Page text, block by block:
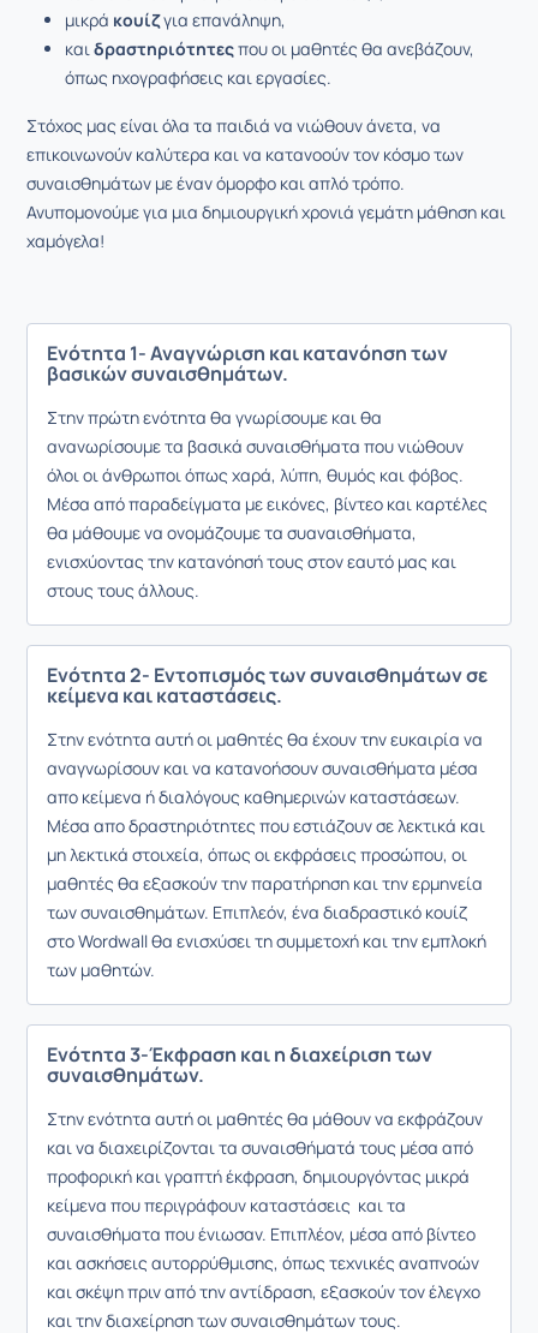
μικρά κουίζγια επανάληψη,
καιδραστηριότητεςπου οι μαθητές θα ανεβάζουν,
όπως ηχογραφήσεις και εργασίες.
Στόχος μας είναι όλα τα παιδιά να νιώθουν άνετα, να
επικοινωνούν καλύτερα και να κατανοούν τον κόσμο των
συναισθημάτων με έναν όμορφο και απλό τρόπο.
Ανυπομονούμε για μια δημιουργική χρονιά γεμάτη μάθηση και
χαμόγελα!
Ενότητα 1- Αναγνώριση και κατανόηση των
βασικών συναισθημάτων.
Στην πρώτη ενότητα θα γνωρίσουμε και θα
ανανωρίσουμε τα βασικά συναισθήματα που νιώθουν
όλοι οι άνθρωποι όπως χαρά, λύπη, θυμός και φόβος.
Μέσα από παραδείγματα με εικόνες, βίντεο και καρτέλες
θα μάθουμε να ονομάζουμε τα συαναισθήματα,
ενισχύοντας την κατανόησή τους στον εαυτό μας και
στους τους άλλους.
Ενότητα 2- Εντοπισμός των συναισθημάτων σε
κείμενα και καταστάσεις.
Στην ενότητα αυτή οι μαθητές θα έχουν την ευκαιρία να
αναγνωρίσουν και να κατανοήσουν συναισθήματα μέσα
απο κείμενα ή διαλόγους καθημερινών καταστάσεων.
Μέσα απο δραστηριότητες που εστιάζουν σε λεκτικά και
μη λεκτικά στοιχεία, όπως οι εκφράσεις προσώπου, οι
μαθητές θα εξασκούν την παρατήρηση και την ερμηνεία
των συναισθημάτων. Επιπλεόν, ένα διαδραστικό κουίζ
στο Wordwall θα ενισχύσει τη συμμετοχή και την εμπλοκή
των μαθητών.
Ενότητα 3-Έκφραση και η διαχείριση των
συναισθημάτων.
Στην ενότητα αυτή οι μαθητές θα μάθουν να εκφράζουν
και να διαχειρίζονται τα συναισθήματά τους μέσα από
προφορική και γραπτή έκφραση, δημιουργόντας μικρά
κείμενα που περιγράφουν καταστάσεις και τα
συναισθήματα που ένιωσαν. Επιπλέον, μέσα από βίντεο
και ασκήσεις αυτορρύθμισης, όπως τεχνικές αναπνοών
και σκέψη πριν από την αντίδραση, εξασκούν τον έλεγχο
και την διαχείρηση των συναισθημάτων τους.